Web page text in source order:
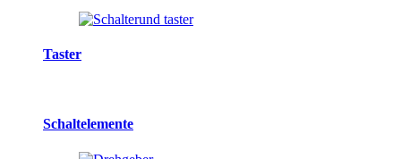
Taster
Schaltelemente